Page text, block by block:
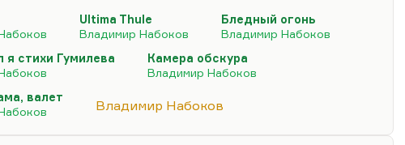
островного государства,
я там не убежден. Хотя симметрия, бабочка,
собственного пути, о котором он так
– он любил такие симметриады и любил, когда в
симметрично. Это казалось ему еще одним
Ultima Thule
Владимир Набоков
Бледный огонь
Владимир Набоков
я стихи Гумилева
Камера обскура
Владимир Набоков
валет
Владимир Набоков